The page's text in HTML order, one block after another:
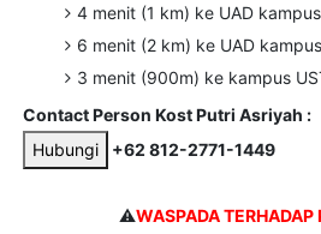
4 menit (1 km) ke UAD kampus
6 menit (2 km) ke UAD
3 menit (900m) ke kampus
Contact Person Kost Putri Asriyah :
Hubungi
+62 812-2771-1449
⚠️WASPADA TERHADAP